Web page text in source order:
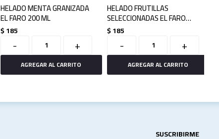
HELADO MENTA GRANIZADA
EL FARO 200 ML
$185
- +
HELADO FRUTILLAS
SELECCIONADAS EL FARO
200ML
$185
- +
SUSCRIBIRME